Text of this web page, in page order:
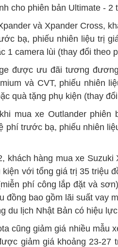
cho phiên bản Ultimate - 2
và Xpander Cross,
bạ, phiếu nhiên liệu trị
1 camera lùi (thay đổi theo
được ưu đãi tương
và CVT, phiếu nhiên
quà tặng phụ kiện (thay
mua xe Outlander
phí trước bạ, phiếu nhiên
khách hàng mua xe
kiện với tổng giá trị 35 triệu
phí công lắp đặt và
đồng bao gồm lãi suất vay
du lịch Nhật Bản có hiệu
cũng giảm giá nhiều mẫu
giảm giá khoảng 23-27